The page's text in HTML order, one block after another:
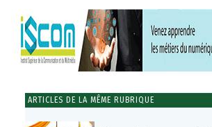
ARTICLES DE LA MÊME RUBRIQUE